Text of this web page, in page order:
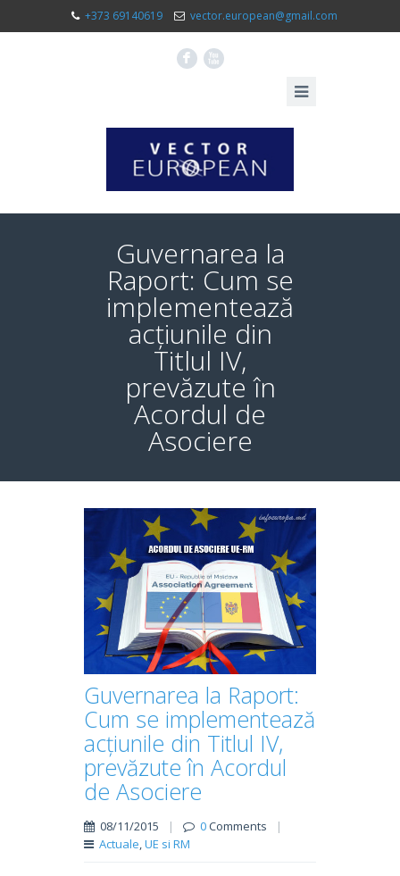
+373 69140619 vector.european@gmail.com
F X
Guvernarea la
Raport: Cum se
implementează
acțiunile din
Titlul IV,
prevăzute în
Acordul de
Asociere
Guvernarea la Raport:
Cum se implementează
acțiunile din Titlul IV,
prevăzute în Acordul
de Asociere
08/11/2015 | 0Comments
|
Actuale,UE si RM